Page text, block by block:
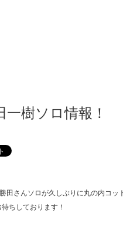
一樹ソロ情報！
田さんソロが久しぶりに丸の内コッ
ちしております！